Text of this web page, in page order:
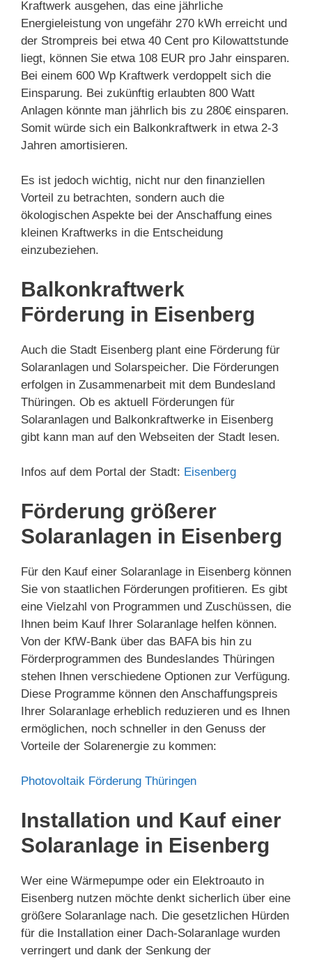
Kraftwerk ausgehen, das eine jährliche
Energieleistung von ungefähr 270 kWh erreicht und
der Strompreis bei etwa 40 Cent pro Kilowattstunde
liegt, können Sie etwa 108 EUR pro Jahr einsparen.
Bei einem 600 Wp Kraftwerk verdoppelt sich die
Einsparung. Bei zukünftig erlaubten 800 Watt
Anlagen könnte man jährlich bis zu 280€ einsparen.
Somit würde sich ein Balkonkraftwerk in etwa 2-3
Jahren amortisieren.
Es ist jedoch wichtig, nicht nur den finanziellen
Vorteil zu betrachten, sondern auch die
ökologischen Aspekte bei der Anschaffung eines
kleinen Kraftwerks in die Entscheidung
einzubeziehen.
Balkonkraftwerk
Förderung in Eisenberg
Auch die Stadt Eisenberg plant eine Förderung für
Solaranlagen und Solarspeicher. Die Förderungen
erfolgen in Zusammenarbeit mit dem Bundesland
Thüringen. Ob es aktuell Förderungen für
Solaranlagen und Balkonkraftwerke in Eisenberg
gibt kann man auf den Webseiten der Stadt lesen.
Infos auf dem Portal der Stadt: Eisenberg
Förderung größerer
Solaranlagen in Eisenberg
Für den Kauf einer Solaranlage in Eisenberg können
Sie von staatlichen Förderungen profitieren. Es gibt
eine Vielzahl von Programmen und Zuschüssen, die
Ihnen beim Kauf Ihrer Solaranlage helfen können.
Von der KfW-Bank über das BAFA bis hin zu
Förderprogrammen des Bundeslandes Thüringen
stehen Ihnen verschiedene Optionen zur Verfügung.
Diese Programme können den Anschaffungspreis
Ihrer Solaranlage erheblich reduzieren und es Ihnen
ermöglichen, noch schneller in den Genuss der
Vorteile der Solarenergie zu kommen:
Photovoltaik Förderung Thüringen
Installation und Kauf einer
Solaranlage in Eisenberg
Wer eine Wärmepumpe oder ein Elektroauto in
Eisenberg nutzen möchte denkt sicherlich über eine
größere Solaranlage nach. Die gesetzlichen Hürden
für die Installation einer Dach-Solaranlage wurden
verringert und dank der Senkung der